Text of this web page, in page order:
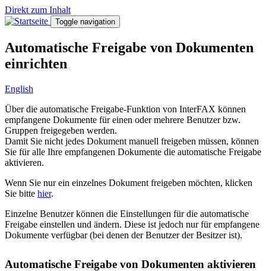
Direkt zum Inhalt
Toggle navigation
Automatische Freigabe von Dokumenten
einrichten
English
Über die automatische Freigabe-Funktion von InterFAX können
empfangene Dokumente für einen oder mehrere Benutzer bzw.
Gruppen freigegeben werden.
Damit Sie nicht jedes Dokument manuell freigeben müssen, können
Sie für alle Ihre empfangenen Dokumente die automatische Freigabe
aktivieren.
Wenn Sie nur ein einzelnes Dokument freigeben möchten, klicken
Sie bitte hier.
Einzelne Benutzer können die Einstellungen für die automatische
Freigabe einstellen und ändern. Diese ist jedoch nur für empfangene
Dokumente verfügbar (bei denen der Benutzer der Besitzer ist).
Automatische Freigabe von Dokumenten aktivieren